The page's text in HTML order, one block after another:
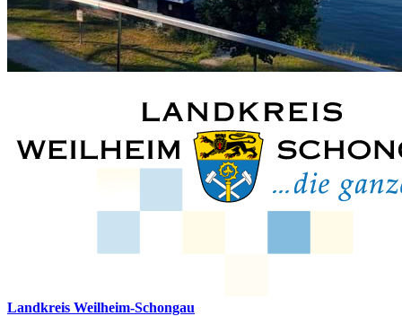
Landkreis Weilheim-Schongau